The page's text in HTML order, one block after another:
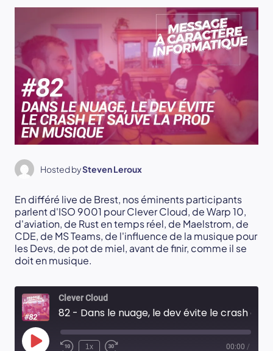
Hosted bySteven Leroux
En différé live de Brest, nos éminents participants
parlent d'ISO 9001 pour Clever Cloud, de Warp 10,
d'aviation, de Rust en temps réel, de Maelstrom, de
CDE, de MS Teams, de l'influence de la musique pour
les Devs, de pot de miel, avant de finir, comme il se
doit en musique.
Clever Cloud
Play
1x 00:00 /